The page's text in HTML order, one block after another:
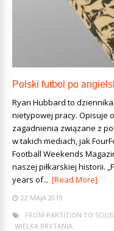
Polski futbol po
Ryan Hubbard to
nietypowej pracy. Opisuje
zagadnienia związane z
w takich mediach, jak
Football Weekends
naszej piłkarskiej historii.
years of... [Read More]
22 MAJA 2019
FROM PARTITION TO
WIELKA BRYTANIA